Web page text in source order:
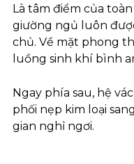
Là tâm điểm của
giường ngủ luôn
chủ. Về mặt phong
luồng sinh khí bình
Ngay phía sau, hệ
phối nẹp kim loại
gian nghỉ ngơi.